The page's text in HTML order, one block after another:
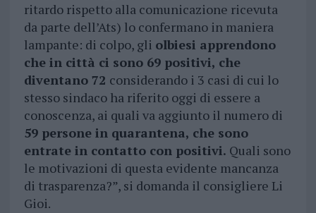
ritardo rispetto alla comunicazione ricevuta
da parte dell’Ats) lo confermano in maniera
lampante: di colpo, gli olbiesi apprendono
che in città ci sono 69 positivi, che
diventano 72 considerando i 3 casi di cui lo
stesso sindaco ha riferito oggi di essere a
conoscenza, ai quali va aggiunto il numero di
59 persone in quarantena, che sono
entrate in contatto con positivi. Quali sono
le motivazioni di questa evidente mancanza
di trasparenza?”, si domanda il consigliere Li
Gioi.